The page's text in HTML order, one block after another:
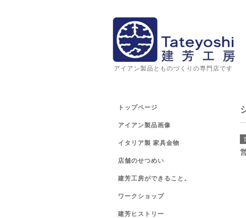
アイアン製品とものづくりの専門店です
トップページ
アイアン製品画像
イタリア製 家具金物
店舗のせつめい
建芳工房ができること。
ワークショップ
建芳ヒストリー